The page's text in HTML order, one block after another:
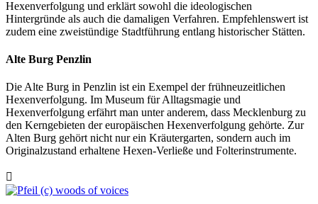
Hexenverfolgung und erklärt sowohl die ideologischen
Hintergründe als auch die damaligen Verfahren. Empfehlenswert ist
zudem eine zweistündige Stadtführung entlang historischer Stätten.
Alte Burg Penzlin
Die Alte Burg in Penzlin ist ein Exempel der frühneuzeitlichen
Hexenverfolgung. Im Museum für Alltagsmagie und
Hexenverfolgung erfährt man unter anderem, dass Mecklenburg zu
den Kerngebieten der europäischen Hexenverfolgung gehörte. Zur
Alten Burg gehört nicht nur ein Kräutergarten, sondern auch im
Originalzustand erhaltene Hexen-Verließe und Folterinstrumente.